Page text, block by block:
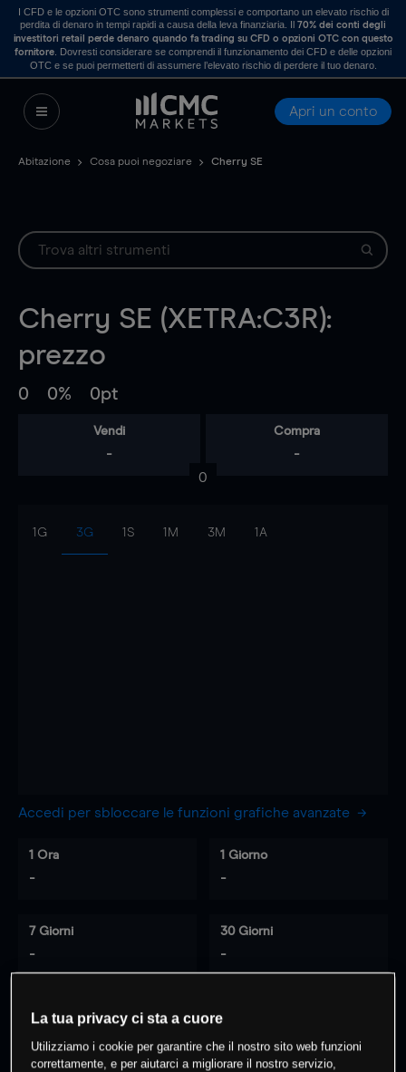
I CFD e le opzioni OTC sono strumenti complessi e comportano un elevato rischio di
perdita di denaro in tempi rapidi a causa della leva finanziaria. Il70% dei conti degli
investitori retail perde denaro quando fa trading su CFD o opzioni OTC con questo
fornitore . Dovresti considerare se comprendi il funzionamento dei CFD e delle opzioni
OTC e se puoi permetterti di assumere l’elevato rischio di perdere il tuo denaro.
Apri un conto
Abitazione Cosa puoi negoziare Cherry SE
Cherry SE (XETRA:C3R):
prezzo
0 0% 0pt
Vendi
-
Compra
-
0
1G 3G 1S 1M 3M 1A
Accedi per sbloccare le funzioni grafiche avanzate
1 Ora
-
1 Giorno
-
7 Giorni
-
30 Giorni
-
% dei clienti hanno posizioni
questo prodotto
La tua privacy ci sta a cuore
Utilizziamo i cookie per garantire che il nostro sito web funzioni
correttamente, e per aiutarci a migliorare il nostro servizio,